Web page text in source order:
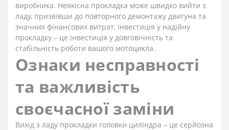
виробника. Неякісна прокладка може швидко вийти з
ладу, призвівши до повторного демонтажу двигуна та
значних фінансових витрат. Інвестиція у надійну
прокладку – це інвестиція у довговічність та
стабільність роботи вашого мотоцикла.
Ознаки несправності
та важливість
своєчасної заміни
Вихід з ладу прокладки головки циліндра – це серйозна